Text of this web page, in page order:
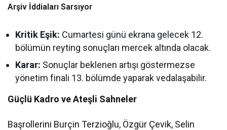
Arşiv İddiaları Sarsıyor
Kritik Eşik: Cumartesi günü ekrana gelecek 12.
bölümün reyting sonuçları mercek altında olacak.
Karar: Sonuçlar beklenen artışı göstermezse
yönetim finali 13. bölümde yaparak vedalaşabilir.
Güçlü Kadro ve Ateşli Sahneler
Başrollerini Burçin Terzioğlu, Özgür Çevik, Selin